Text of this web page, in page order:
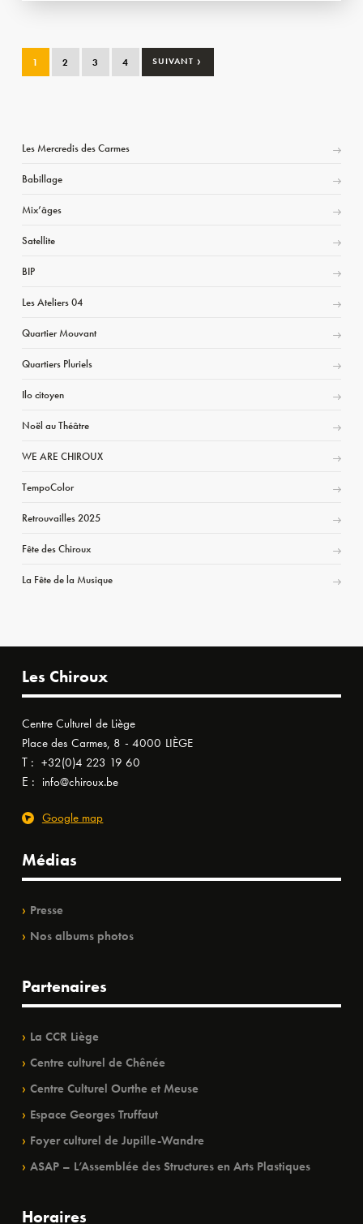
1 2 3 4 SUIVANT ›
Les Mercredis des Carmes
Babillage
Mix’âges
Satellite
BIP
Les Ateliers 04
Quartier Mouvant
Quartiers Pluriels
Ilo citoyen
Noël au Théâtre
WE ARE CHIROUX
TempoColor
Retrouvailles 2025
Fête des Chiroux
La Fête de la Musique
Les Chiroux
Centre Culturel de Liège
Place des Carmes, 8 - 4000 LIÈGE
T : +32(0)4 223 19 60
E : info@chiroux.be
Google map
Médias
Presse
Nos albums photos
Partenaires
La CCR Liège
Centre culturel de Chênée
Centre Culturel Ourthe et Meuse
Espace Georges Truffaut
Foyer culturel de Jupille-Wandre
ASAP – L’Assemblée des Structures en Arts Plastiques
Horaires